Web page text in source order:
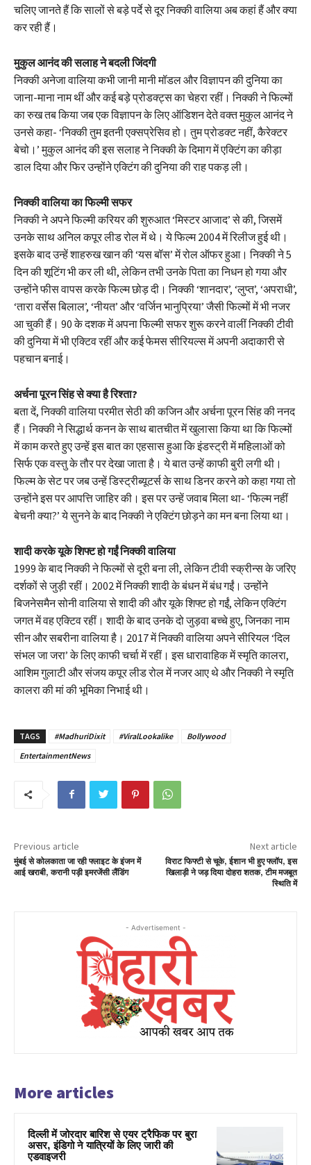
चलिए जानते हैं कि सालों से बड़े पर्दे से दूर निक्की वालिया अब कहां हैं और क्या
कर रही हैं।
मुकुल आनंद की सलाह ने बदली जिंदगी
निक्की अनेजा वालिया कभी जानी मानी मॉडल और विज्ञापन की दुनिया का
जाना-माना नाम थीं और कई बड़े प्रोडक्ट्स का चेहरा रहीं। निक्की ने फिल्मों
का रुख तब किया जब एक विज्ञापन के लिए ऑडिशन देते वक्त मुकुल आनंद ने
उनसे कहा- ‘निक्की तुम इतनी एक्सप्रेसिव हो। तुम प्रोडक्ट नहीं, कैरेक्टर
बेचो।’ मुकुल आनंद की इस सलाह ने निक्की के दिमाग में एक्टिंग का कीड़ा
डाल दिया और फिर उन्होंने एक्टिंग की दुनिया की राह पकड़ ली।
निक्की वालिया का फिल्मी सफर
निक्की ने अपने फिल्मी करियर की शुरुआत ‘मिस्टर आजाद’ से की, जिसमें
उनके साथ अनिल कपूर लीड रोल में थे। ये फिल्म 2004 में रिलीज हुई थी।
इसके बाद उन्हें शाहरुख खान की ‘यस बॉस’ में रोल ऑफर हुआ। निक्की ने 5
दिन की शूटिंग भी कर ली थी, लेकिन तभी उनके पिता का निधन हो गया और
उन्होंने फीस वापस करके फिल्म छोड़ दी। निक्की ‘शानदार’, ‘लुप्त’, ‘अपराधी’,
‘तारा वर्सेस बिलाल’, ‘नीयत’ और ‘वर्जिन भानुप्रिया’ जैसी फिल्मों में भी नजर
आ चुकी हैं। 90 के दशक में अपना फिल्मी सफर शुरू करने वालीं निक्की टीवी
की दुनिया में भी एक्टिव रहीं और कई फेमस सीरियल्स में अपनी अदाकारी से
पहचान बनाई।
अर्चना पूरन सिंह से क्या है रिश्ता?
बता दें, निक्की वालिया परमीत सेठी की कजिन और अर्चना पूरन सिंह की ननद
हैं। निक्की ने सिद्धार्थ कनन के साथ बातचीत में खुलासा किया था कि फिल्मों
में काम करते हुए उन्हें इस बात का एहसास हुआ कि इंडस्ट्री में महिलाओं को
सिर्फ एक वस्तु के तौर पर देखा जाता है। ये बात उन्हें काफी बुरी लगी थी।
फिल्म के सेट पर जब उन्हें डिस्ट्रीब्यूटर्स के साथ डिनर करने को कहा गया तो
उन्होंने इस पर आपत्ति जाहिर की। इस पर उन्हें जवाब मिला था- ‘फिल्म नहीं
बेचनी क्या?’ ये सुनने के बाद निक्की ने एक्टिंग छोड़ने का मन बना लिया था।
शादी करके यूके शिफ्ट हो गईं निक्की वालिया
1999 के बाद निक्की ने फिल्मों से दूरी बना ली, लेकिन टीवी स्क्रीन्स के जरिए
दर्शकों से जुड़ी रहीं। 2002 में निक्की शादी के बंधन में बंध गईं। उन्होंने
बिजनेसमैन सोनी वालिया से शादी की और यूके शिफ्ट हो गईं, लेकिन एक्टिंग
जगत में वह एक्टिव रहीं। शादी के बाद उनके दो जुड़वा बच्चे हुए, जिनका नाम
सीन और सबरीना वालिया है। 2017 में निक्की वालिया अपने सीरियल ‘दिल
संभल जा जरा’ के लिए काफी चर्चा में रहीं। इस धारावाहिक में स्मृति कालरा,
आशिम गुलाटी और संजय कपूर लीड रोल में नजर आए थे और निक्की ने स्मृति
कालरा की मां की भूमिका निभाई थी।
TAGS #MadhuriDixit #ViralLookalike
Bollywood
EntertainmentNews
Previous article
मुंबई से कोलकाता जा रही फ्लाइट के इंजन में
आई खराबी, करानी पड़ी इमरजेंसी लैंडिंग
Next article
विराट फिफ्टी से चूके, ईशान भी हुए फ्लॉप, इस
खिलाड़ी ने जड़ दिया दोहरा शतक, टीम मजबूत
स्थिति में
- Advertisement -
More articles
दिल्ली में जोरदार बारिश से एयर ट्रैफिक पर बुरा
असर, इंडिगो ने यात्रियों के लिए जारी की
एडवाइजरी